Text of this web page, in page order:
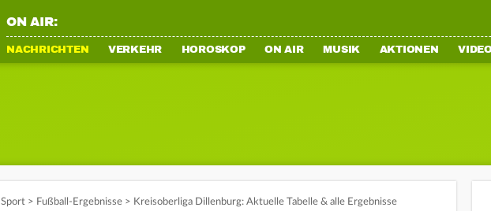
ON AIR:
NACHRICHTEN VERKEHR HOROSKOP ON AIR MUSIK AKTIONEN
Sport > Fußball-Ergebnisse > Kreisoberliga Dillenburg: Aktuelle Tabelle & alle Ergebnisse